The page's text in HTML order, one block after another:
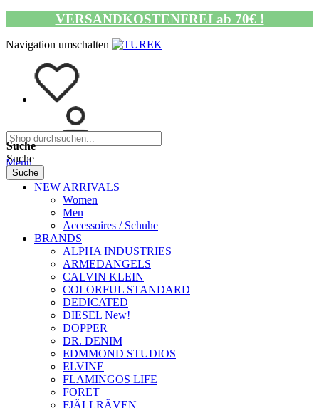
VERSANDKOSTENFREI ab 70€ !
Navigation umschalten
Suche
Suche
Suche
Menü
NEW ARRIVALS
Women
Men
Accessoires / Schuhe
BRANDS
ALPHA INDUSTRIES
ARMEDANGELS
CALVIN KLEIN
COLORFUL STANDARD
DEDICATED
DIESEL New!
DOPPER
DR. DENIM
EDMMOND STUDIOS
ELVINE
FLAMINGOS LIFE
FORET
FJÄLLRÄVEN